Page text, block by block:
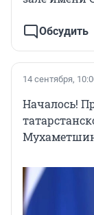
Обсудить
14 сентября,
Началось!